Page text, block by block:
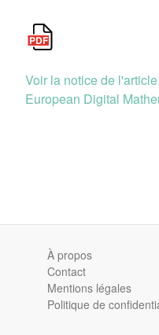
Voir la notice de l'article
European Digital
À propos
Contact
Mentions légales
Politique de